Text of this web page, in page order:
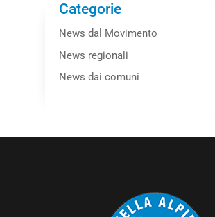
Categorie
News dal Movimento
News regionali
News dai comuni